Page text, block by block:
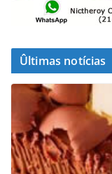
Ûltimas notícias